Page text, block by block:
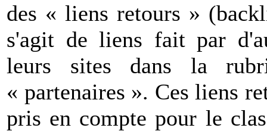
des « liens retours »
s'agit de liens fait par
leurs sites dans la
« partenaires ». Ces liens
pris en compte pour le